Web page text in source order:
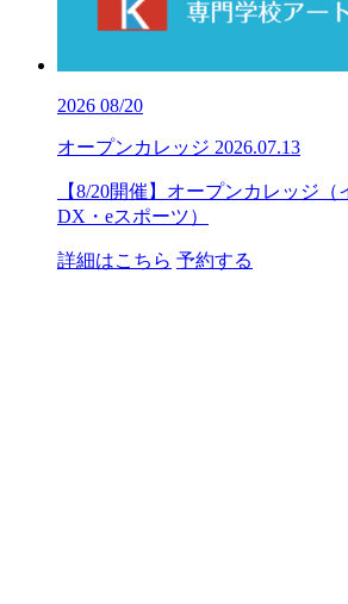
2026 08/20
オープンカレッジ 2026.07.13
【8/20開催】オープンカレッジ（
DX・eスポーツ）
詳細はこちら 予約する